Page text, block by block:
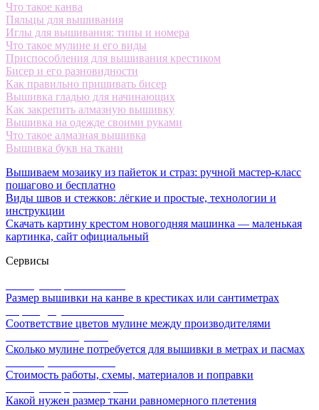
Что такое канва
Пяльцы для вышивания
Иглы для вышивания: типы и номера
Что такое мулине и его виды
Приспособления для вышивания крестиком
Бисер и его разновидности
Как правильно пришивать бисер
Вышивка гладью для начинающих
Как закрепить алмазную вышивку
Вышивка на одежде своими руками
Что такое алмазная вышивка
Вышивка букв на ткани
Вышиваем мозаику из пайеток и страз: ручной мастер-класс
пошагово и бесплатно
Виды швов и стежков: лёгкие и простые, технологии и
инструкции
Скачать картину крестом новогодняя машинка — маленькая
картинка, сайт официальный
Сервисы
Размер вышивки на канве в крестиках или сантиметрах
Соответствие цветов мулине между производителями
Сколько мулине потребуется для вышивки в метрах и пасмах
Стоимость работы, схемы, материалов и поправки
Какой нужен размер ткани равномерного плетения